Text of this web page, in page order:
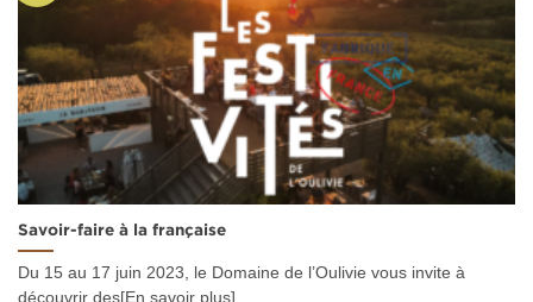
Savoir-faire à la française
Du 15 au 17 juin 2023, le Domaine de l’Oulivie vous invite à
découvrir des[En savoir plus]